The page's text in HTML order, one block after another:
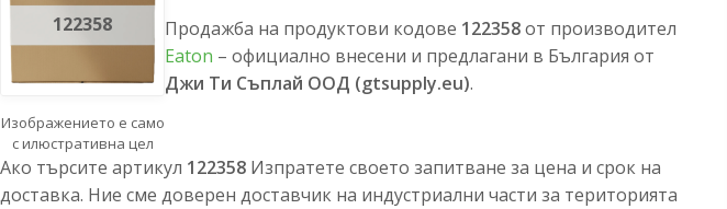
122358
Изображението е само
с илюстративна цел
Продажба на продуктови кодове 122358от производител
Eaton – официално внесени и предлагани в България от
Джи Ти Съплай ООД (gtsupply.eu).
Ако търсите артикул 122358 Изпратете своето запитване за цена и срок на
доставка. Ние сме доверен доставчик на индустриални части за територията